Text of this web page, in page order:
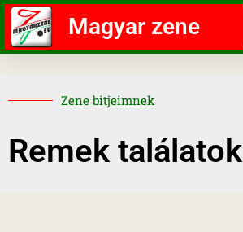
Magyar zene
Zene bitjeimnek
Remek találatok